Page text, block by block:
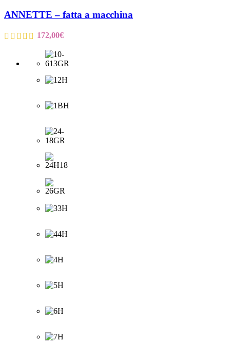
ANNETTE – fatta a macchina
172,00€